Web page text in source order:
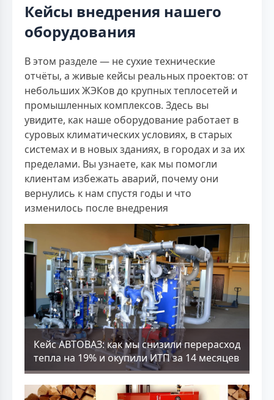
Кейсы внедрения нашего
оборудования
В этом разделе — не сухие технические
отчёты, а живые кейсы реальных проектов: от
небольших ЖЭКов до крупных теплосетей и
промышленных комплексов. Здесь вы
увидите, как наше оборудование работает в
суровых климатических условиях, в старых
системах и в новых зданиях, в городах и за их
пределами. Вы узнаете, как мы помогли
клиентам избежать аварий, почему они
вернулись к нам спустя годы и что
изменилось после внедрения
Кейс АВТОВАЗ: как мы снизили перерасход
тепла на 19% и окупили ИТП за 14 месяцев